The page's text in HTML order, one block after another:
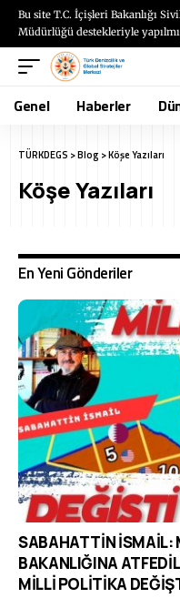
Bu site T.C. İçişleri Bakanlığı
Müdürlüğü destekleriyle
Genel Haberler
TÜRKDEGS >Blog >Köşe Yazıları
Köşe Yazıları
En Yeni Gönderiler
SABAHATTİN İSMAİL:
BAKANLIĞINA
MİLLİ POLİTİKA